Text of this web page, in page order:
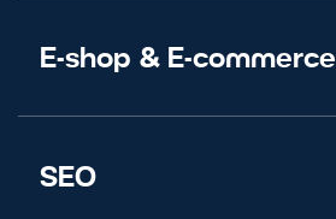
E-shop &E-commerce
SEO